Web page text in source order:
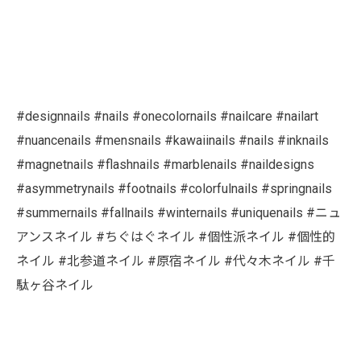
#designnails #nails #onecolornails #nailcare #nailart
#nuancenails #mensnails #kawaiinails #nails #inknails
#magnetnails #flashnails #marblenails #naildesigns
#asymmetrynails #footnails #colorfulnails #springnails
#summernails #fallnails #winternails #uniquenails #ニュ
アンスネイル #ちぐはぐネイル #個性派ネイル #個性的
ネイル #北参道ネイル #原宿ネイル #代々木ネイル #千
駄ヶ谷ネイル